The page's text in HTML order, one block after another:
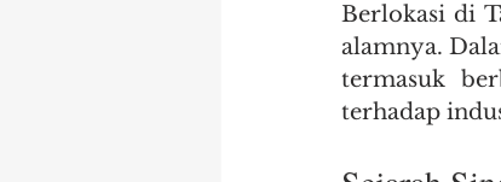
Pintu Kayu
pabrik kayu di medan
Berlokasi di
alamnya.
termasuk
terhadap